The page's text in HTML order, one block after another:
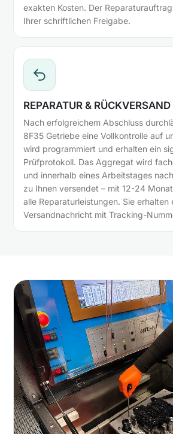
exakten Kosten. Der
Ihrer schriftlichen Freigabe.
REPARATUR & RÜCKVERSAND
Nach erfolgreichem Abschluss
8F35 Getriebe eine Vollkontrolle auf
wird programmiert und erhalten ein
Prüfprotokoll. Das Aggregat wird
und innerhalb eines Arbeitstages
zu Ihnen versendet – mit 12-24
alle Reparaturleistungen. Sie erhalten
Versandnachricht mit Tracking-